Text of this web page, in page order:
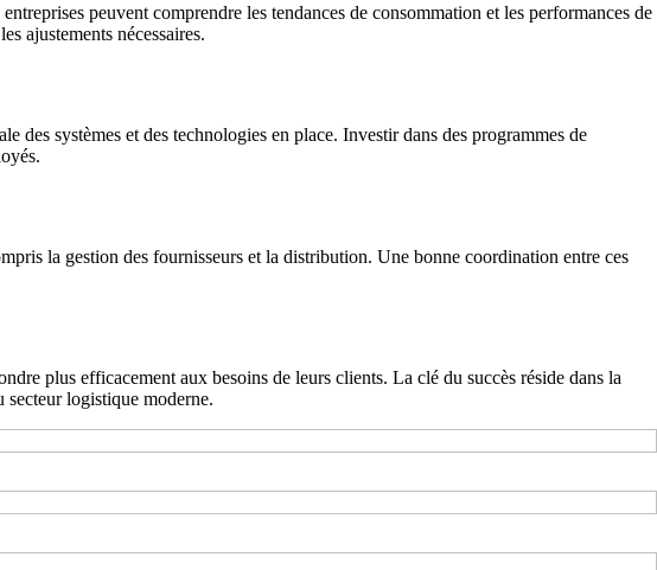
peuvent comprendre les tendances de consommation et les performances de
ajustements nécessaires.
systèmes et des technologies en place. Investir dans des programmes de
la gestion des fournisseurs et la distribution. Une bonne coordination entre ces
plus efficacement aux besoins de leurs clients. La clé du succès réside dans la
logistique moderne.